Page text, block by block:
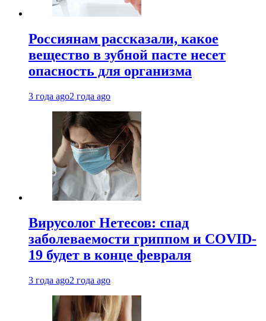
Россиянам рассказали, какое
вещество в зубной пасте несет
опасность для организма
3 года ago2 года ago
Вирусолог Нетесов: спад
заболеваемости гриппом и COVID-
19 будет в конце февраля
3 года ago2 года ago